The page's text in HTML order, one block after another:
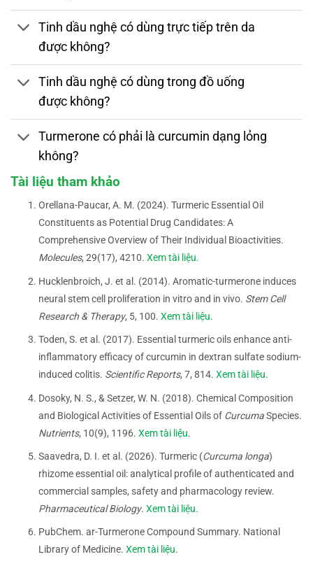
Tinh dầu nghệ có dùng trực tiếp trên da
được không?
Tinh dầu nghệ có dùng trong đồ uống
được không?
Turmerone có phải là curcumin dạng lỏng
không?
Tài liệu tham khảo
Orellana-Paucar, A. M. (2024). Turmeric Essential Oil
Constituents as Potential Drug Candidates: A
Comprehensive Overview of Their Individual Bioactivities.
Molecules, 29(17), 4210.Xem tài liệu.
Hucklenbroich, J. et al. (2014). Aromatic-turmerone induces
neural stem cell proliferation in vitro and in vivo. Stem Cell
Research & Therapy, 5, 100.Xem tài liệu.
Toden, S. et al. (2017). Essential turmeric oils enhance anti-
inflammatory efficacy of curcumin in dextran sulfate sodium-
induced colitis. Scientific Reports, 7, 814.Xem tài liệu.
Dosoky, N. S., & Setzer, W. N. (2018). Chemical Composition
and Biological Activities of Essential Oils of CurcumaSpecies.
Nutrients, 10(9), 1196.Xem tài liệu.
Saavedra, D. I. et al. (2026). Turmeric (Curcuma longa)
rhizome essential oil: analytical profile of authenticated and
commercial samples, safety and pharmacology review.
Pharmaceutical Biology.Xem tài liệu.
PubChem. ar-Turmerone Compound Summary. National
Library of Medicine.Xem tài liệu.